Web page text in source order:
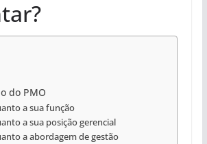
do PMO
a sua função
a sua posição gerencial
a abordagem de gestão